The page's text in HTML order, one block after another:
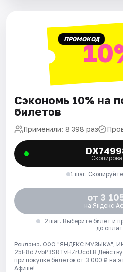
ПРОМОКОД
Сэкономь 10% на
билетов
Применили: 8 398 раз
1 шаг.
от 3
на Яндекс
2 шаг. Выберите билет и
до
Реклама. ООО "ЯНДЕКС МУЗЫКА",
25H8d7vbP8SRTvHZrUcdLB
при покупке билетов от 3 000 ₽ на
Афише!